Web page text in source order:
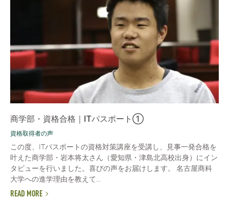
商学部・資格合格｜ITパスポート①
資格取得者の声
この度、ITパスポートの資格対策講座を受講し、見事一発合格を
叶えた商学部・岩本将太さん（愛知県・津島北高校出身）にイン
タビューを行いました。喜びの声をお届けします。 名古屋商科
大学への進学理由を教えて...
READ MORE